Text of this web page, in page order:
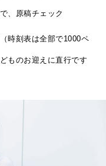
、原稿チェック
時刻表は全部で1000ペ
ものお迎えに直行です